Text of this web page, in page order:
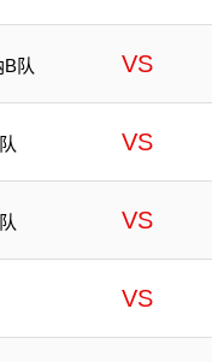
队 VS
VS
VS
VS